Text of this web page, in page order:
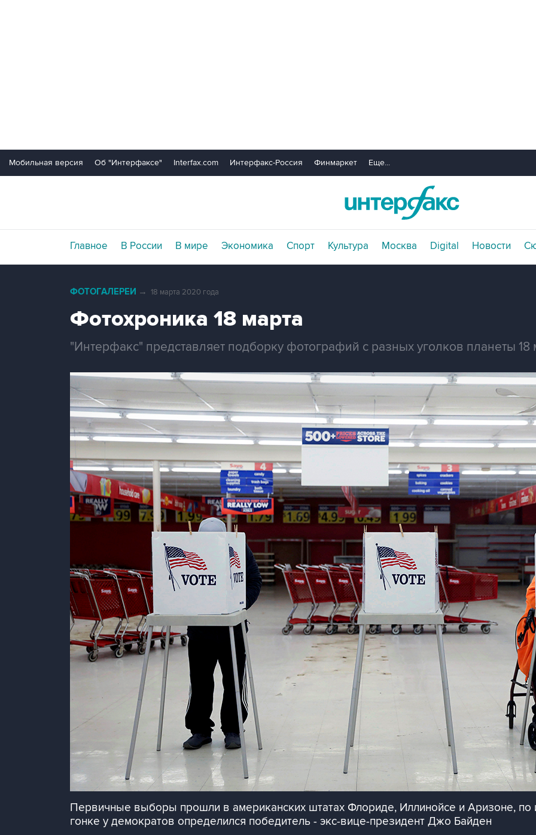
Мобильная версия Об "Интерфаксе" Interfax.com Интерфакс-Россия Финмаркет Еще...
Главное В России В мире Экономика Спорт Культура Москва Digital Новости
ФОТОГАЛЕРЕИ → 18 марта 2020 года
Фотохроника 18 марта
"Интерфакс" представляет подборку фотографий с разных уголков планеты 18
Первичные выборы прошли в американских штатах Флориде, Иллинойсе и Аризоне, по
гонке у демократов определился победитель - экс-вице-президент Джо Байден